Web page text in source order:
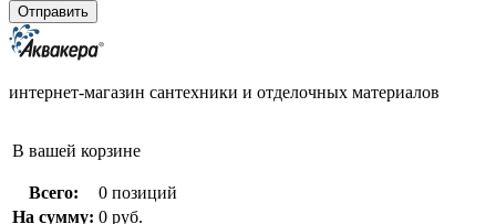
интернет-магазин сантехники и отделочных материалов
В вашей корзине
Всего:
0 позиций
На сумму: 0 руб.